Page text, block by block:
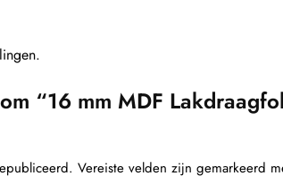
“16 mm MDF
Vereiste velden zijn gemarkeerd